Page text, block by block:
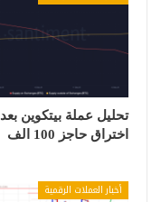
تحليل عملة بيتكوين بعد
اختراق حاجز 100 الف
أخبار العملات الرقمية